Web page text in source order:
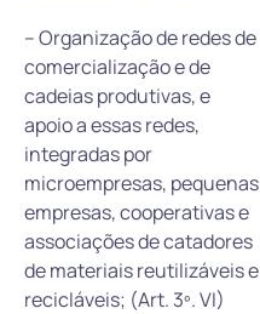
– Organização de redes de
comercialização e de
cadeias produtivas, e
apoio a essas redes,
integradas por
microempresas, pequenas
empresas, cooperativas e
associações de catadores
de materiais reutilizáveis e
recicláveis; (Art. 3º. VI)